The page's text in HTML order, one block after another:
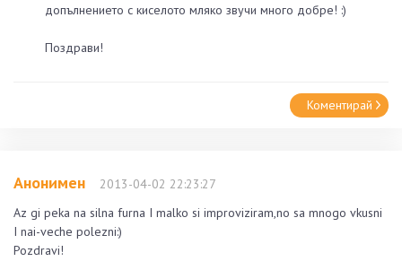
допълнението с киселото мляко звучи много добре! :)
Поздрави!
Коментирай
Анонимен
2013-04-02 22:23:27
Az gi peka na silna furna I malko si improviziram,no sa mnogo vkusni
I nai-veche polezni:)
Pozdravi!